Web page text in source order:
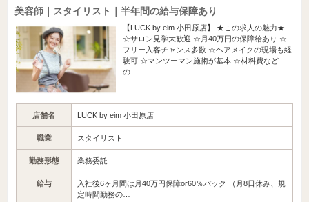
美容師｜スタイリスト｜半年間の給与保障あり
【LUCK by eim 小田原店】 ★この求人の魅力★
☆サロン見学大歓迎 ☆月40万円の保障給あり ☆
フリー入客チャンス多数 ☆ヘアメイクの現場も経
験可 ☆マンツーマン施術が基本 ☆材料費など
の…
店舗名 LUCK by eim 小田原店
職業 スタイリスト
勤務形態 業務委託
給与
入社後6ヶ月間は月40万円保障or60％バック （月8日休み、規
定時間勤務の…